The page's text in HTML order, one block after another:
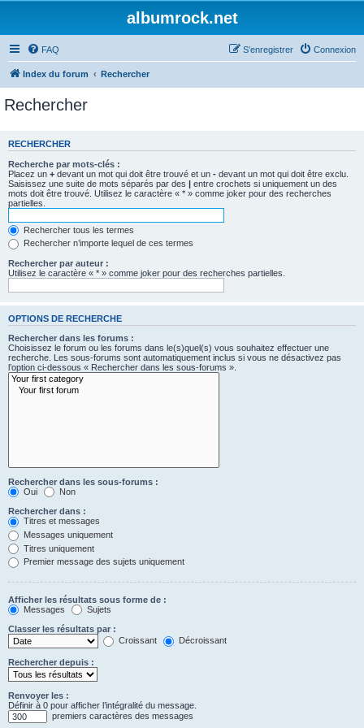
albumrock.net
FAQ Connexion
S’enregistrer
Index du forum Rechercher
Rechercher
RECHERCHER
Recherche par mots-clés :
Placez un + devant un mot qui doit être trouvé et un - devant un mot qui doit être exclu.
Saisissez une suite de mots séparés par des | entre crochets si uniquement un des
mots doit être trouvé. Utilisez le caractère « * » comme joker pour des recherches
partielles.
Rechercher tous les termes
Rechercher n’importe lequel de ces termes
Rechercher par auteur :
Utilisez le caractère « * » comme joker pour des recherches partielles.
OPTIONS DE RECHERCHE
Rechercher dans les forums :
Choisissez le forum ou les forums dans le(s)quel(s) vous souhaitez effectuer une
recherche. Les sous-forums sont automatiquement inclus si vous ne désactivez pas
l’option ci-dessous « Rechercher dans les sous-forums ».
Rechercher dans les sous-forums :
Oui
Non
Rechercher dans :
Titres et messages
Messages uniquement
Titres uniquement
Premier message des sujets uniquement
Afficher les résultats sous forme de :
Messages
Sujets
Classer les résultats par :
Croissant
Décroissant
Rechercher depuis :
Renvoyer les :
Définir à 0 pour afficher l’intégralité du message.
premiers caractères des messages